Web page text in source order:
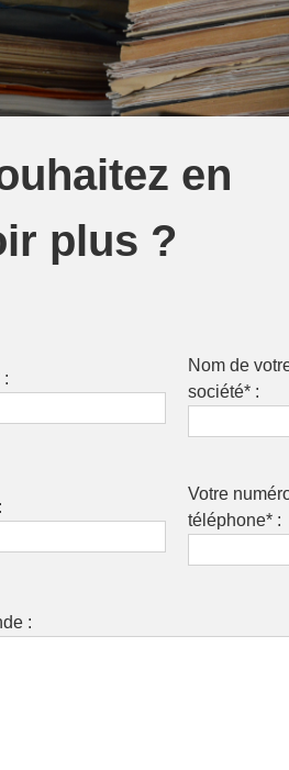
en
plus ?
:
Nom de
société* :
Votre
téléphone* :
: